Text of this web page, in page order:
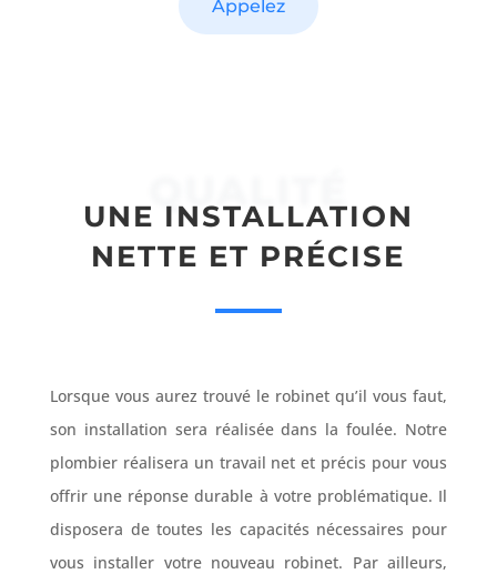
Appelez
UNE INSTALLATION
NETTE ET PRÉCISE
Lorsque vous aurez trouvé le robinet qu’il vous faut,
son installation sera réalisée dans la foulée. Notre
plombier réalisera un travail net et précis pour vous
offrir une réponse durable à votre problématique. Il
disposera de toutes les capacités nécessaires pour
vous installer votre nouveau robinet. Par ailleurs,